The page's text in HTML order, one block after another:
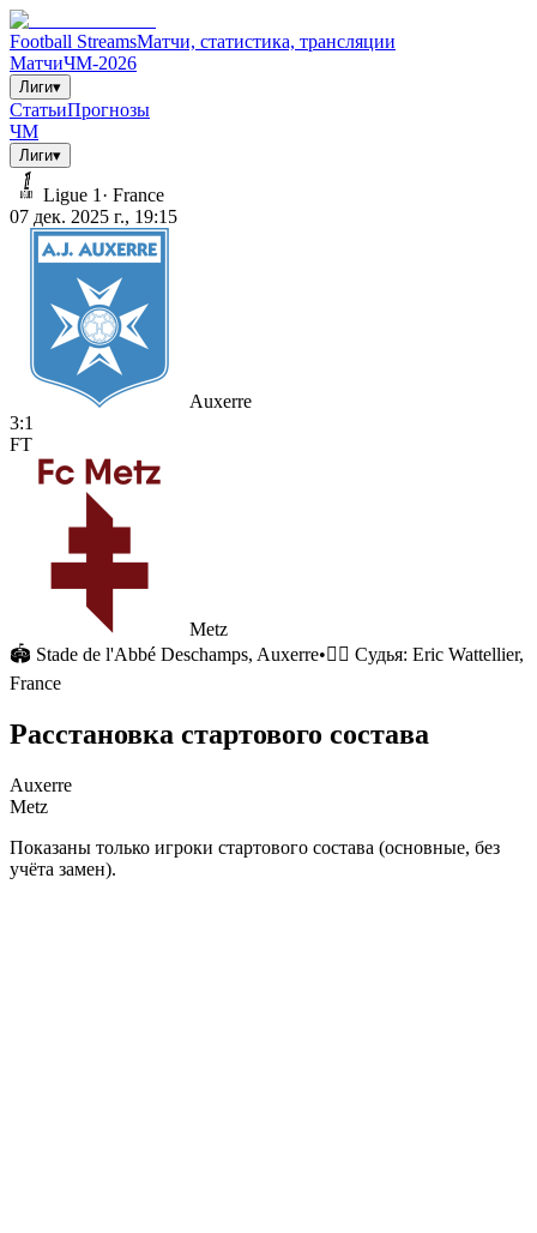
Football StreamsМатчи, статистика, трансляции
МатчиЧМ-2026
Лиги▾
СтатьиПрогнозы
ЧМ
Лиги▾
Ligue 1 · France
07 дек. 2025 г., 19:15
Auxerre
3:1
FT
Metz
🏟 Stade de l'Abbé Deschamps, Auxerre•🧑‍⚖️ Судья: Eric Wattellier,
France
Расстановка стартового состава
Auxerre
Metz
Показаны только игроки стартового состава (основные, без
учёта замен).